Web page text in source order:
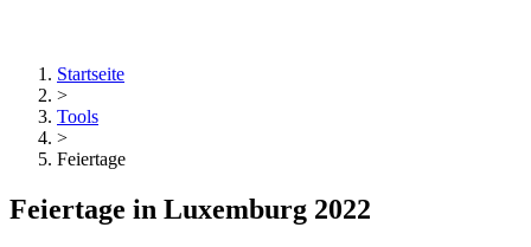
Startseite
>
Tools
>
Feiertage
Feiertage in Luxemburg 2022